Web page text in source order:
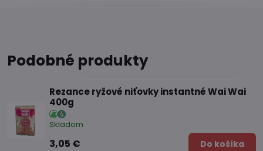
Podobné produkty
Rezance ryžové niťovky instantné Wai Wai
400g
Skladom
3,05 € Do košíka